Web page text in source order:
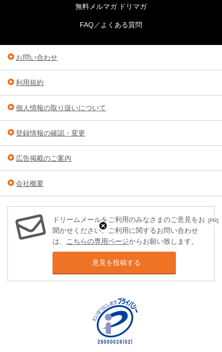
[PR]
無料メルマガ ドリマガ
FAQ／よくある質問
お問い合わせ
利用規約
個人情報の取り扱いについて
登録情報の確認・変更
広告掲載のご案内
会社概要
ドリームメールをご利用のみなさまのご意見をお
聞かせください。ご利用に関するお問い合わせ
は、
こちらの専用ページからお願い致します。
意見を投稿する